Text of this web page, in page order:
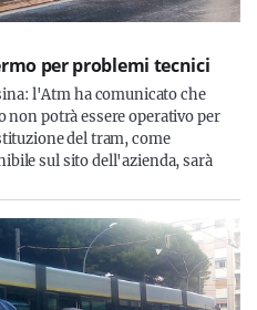
per problemi tecnici
l'Atm ha comunicato che
non potrà essere operativo per
del tram, come
sul sito dell'azienda, sarà